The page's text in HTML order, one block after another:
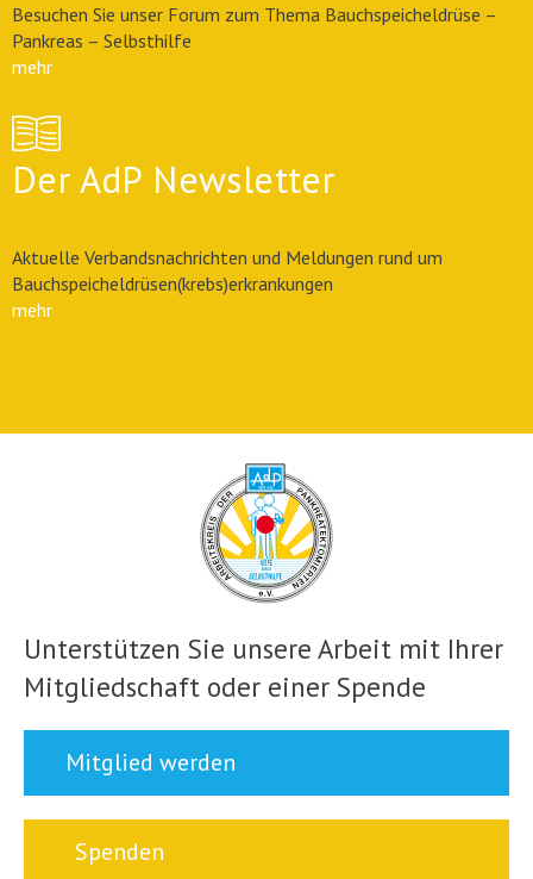
Besuchen Sie unser Forum zum Thema Bauchspeicheldrüse –
Pankreas – Selbsthilfe
mehr
Der AdP Newsletter
Aktuelle Verbandsnachrichten und Meldungen rund um
Bauchspeicheldrüsen(krebs)erkrankungen
mehr
Unterstützen Sie unsere Arbeit mit Ihrer
Mitgliedschaft oder einer Spende
Mitglied werden
Spenden